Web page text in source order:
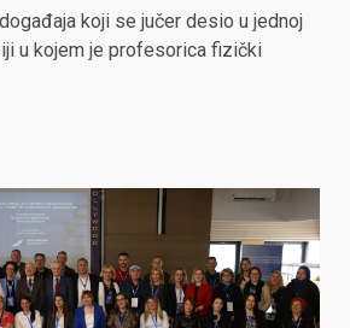
koji se jučer desio u jednoj
u kojem je profesorica fizički